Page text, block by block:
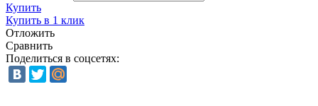
Купить
Купить в 1 клик
Отложить
Сравнить
Поделиться в соцсетях: